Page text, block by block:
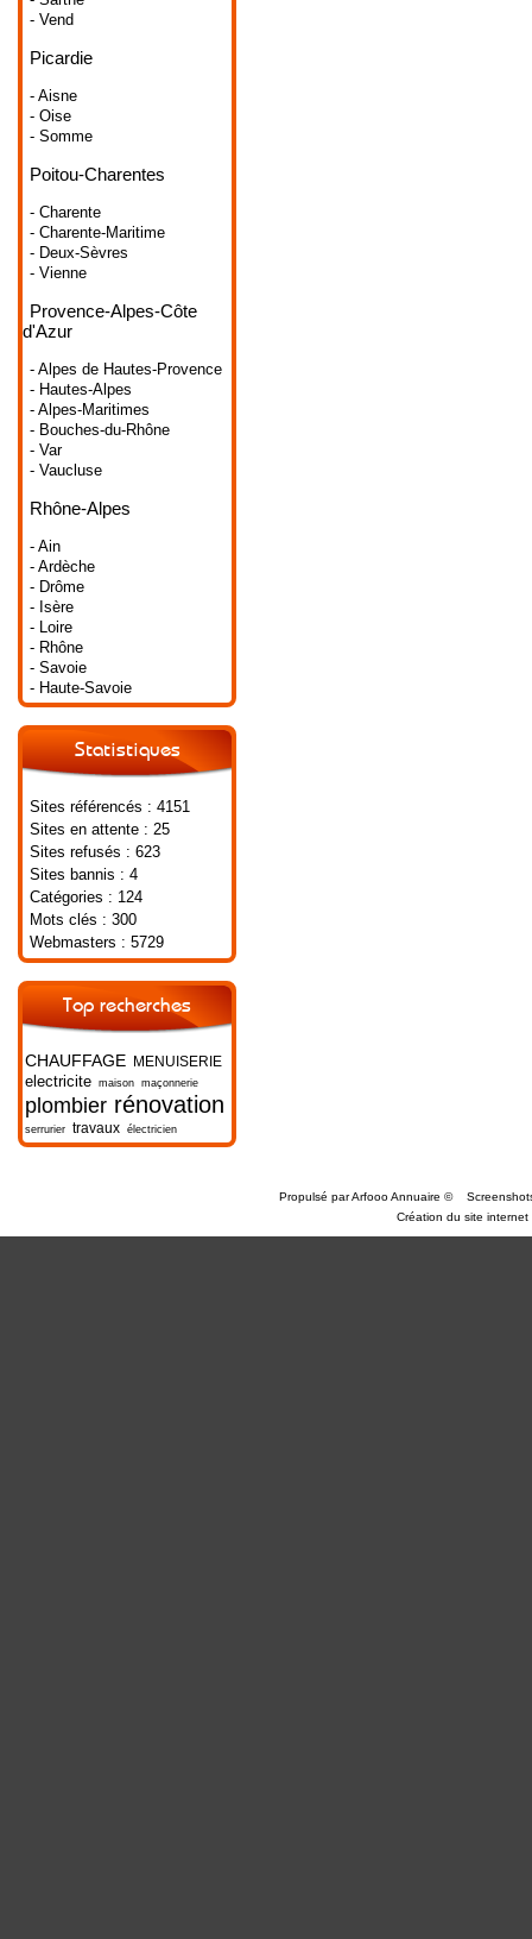
- Vend
Picardie
- Aisne
- Oise
- Somme
Poitou-Charentes
- Charente
- Charente-Maritime
- Deux-Sèvres
- Vienne
Provence-Alpes-Côte
d'Azur
- Alpes de Hautes-Provence
- Hautes-Alpes
- Alpes-Maritimes
- Bouches-du-Rhône
- Var
- Vaucluse
Rhône-Alpes
- Ain
- Ardèche
- Drôme
- Isère
- Loire
- Rhône
- Savoie
- Haute-Savoie
Statistiques
Sites référencés : 4151
Sites en attente : 25
Sites refusés : 623
Sites bannis : 4
Catégories : 124
Mots clés : 300
Webmasters : 5729
Top recherches
CHAUFFAGE MENUISERIE
electricite maison maçonnerie
plombier rénovation
serrurier travaux électricien
Propulsé parArfooo Annuaire ©
Création du site internet